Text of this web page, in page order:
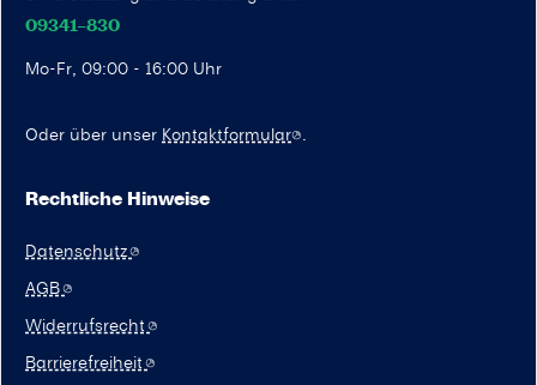
09341–830
Mo-Fr, 09:00 - 16:00 Uhr
Oder über unser Kontaktformular .
Rechtliche Hinweise
Datenschutz
AGB
Widerrufsrecht
Barrierefreiheit